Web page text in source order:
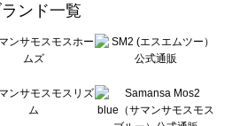
ガン一覧
一覧
ク）のカーディガン一覧
ーディガン一覧
）のカーディガン一覧
ンド一覧